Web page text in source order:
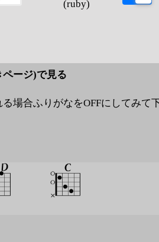
(ruby)
ージ)で見る
る場合ふりがなをOFFにしてみて